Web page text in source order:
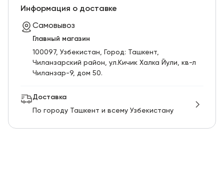
Информация о доставке
Самовывоз
Главный магазин
100097, Узбекистан, Город: Ташкент,
Чиланзарский pайон, ул.Кичик Халка Йули, кв-л
Чиланзар-9, дом 50.
Доставка
По городу Ташкент и всему Узбекистану